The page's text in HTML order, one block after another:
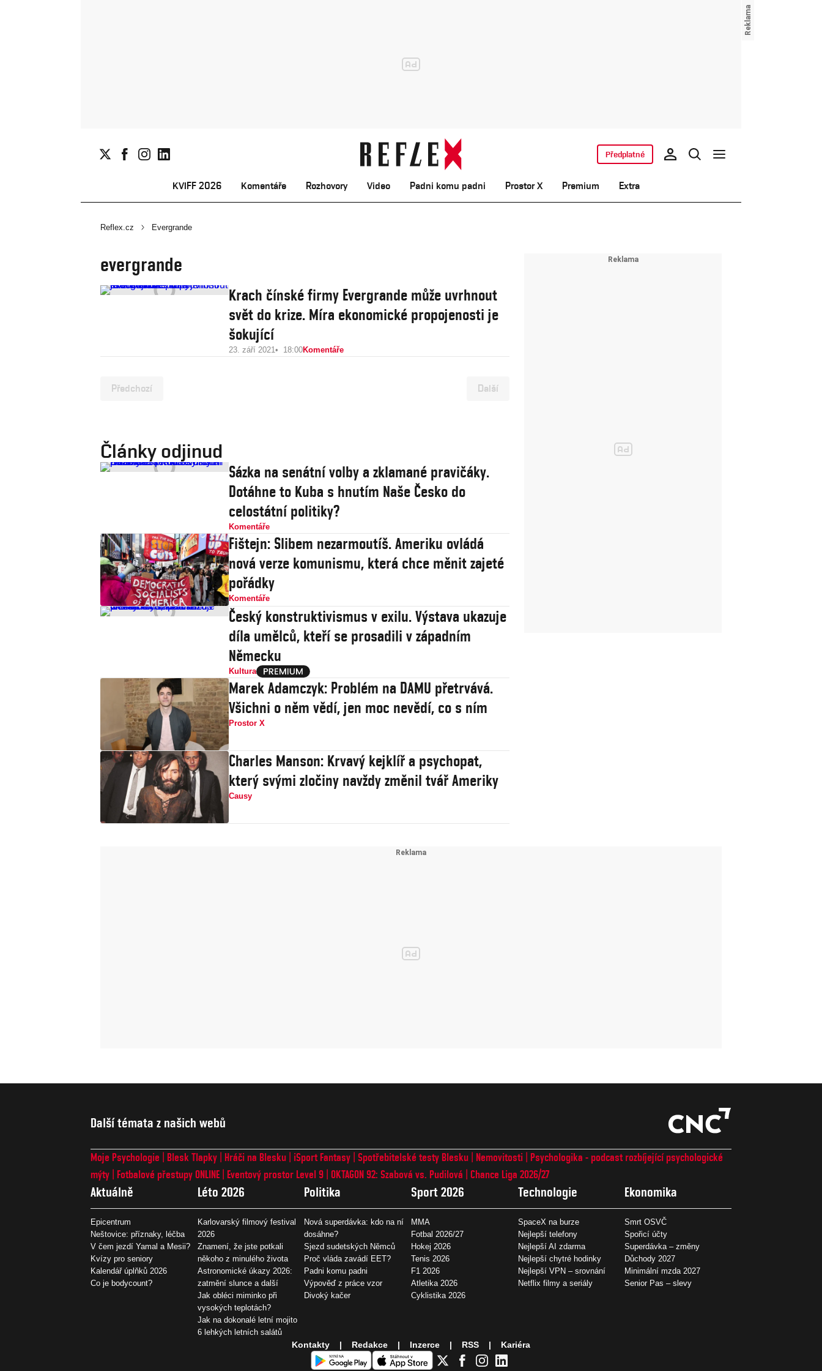
KVIFF 2026 Komentáře Rozhovory Video Padni komu padni Prostor X Premium Extra
Předplatné
Reflex.cz Evergrande
evergrande
Krach čínské firmy Evergrande může uvrhnout
svět do krize. Míra ekonomické propojenosti je
šokující
23. září 2021 18:00Komentáře
Předchozí Další
Články odjinud
Sázka na senátní volby a zklamané pravičáky.
Dotáhne to Kuba s hnutím Naše Česko do
celostátní politiky?
Komentáře
Fištejn: Slibem nezarmoutíš. Ameriku ovládá
nová verze komunismu, která chce měnit zajeté
pořádky
Komentáře
Český konstruktivismus v exilu. Výstava ukazuje
díla umělců, kteří se prosadili v západním
Německu
Kultura
Marek Adamczyk: Problém na DAMU přetrvává.
Všichni o něm vědí, jen moc nevědí, co s ním
Prostor X
Charles Manson: Krvavý kejklíř a psychopat,
který svými zločiny navždy změnil tvář Ameriky
Causy
Další témata z našich webů
Moje Psychologie Blesk Tlapky Hráči na Blesku iSport Fantasy Spotřebitelské testy Blesku Nemovitosti
Psychologika - podcast rozbíjející psychologické
mýty
Fotbalové přestupy ONLINE Eventový prostor Level 9 OKTAGON 92: Szabová vs. Pudilová Chance Liga 2026/27
Aktuálně
Epicentrum
Neštovice: příznaky, léčba
V čem jezdí Yamal a Mesii?
Kvízy pro seniory
Kalendář úplňků 2026
Co je bodycount?
Léto 2026
Karlovarský filmový festival
2026
Znamení, že jste potkali
někoho z minulého života
Astronomické úkazy 2026:
zatmění slunce a další
Jak obléci miminko při
vysokých teplotách?
Jak na dokonalé letní mojito
6 lehkých letních salátů
Politika
Nová superdávka: kdo na ní
dosáhne?
Sjezd sudetských Němců
Proč vláda zavádí EET?
Padni komu padni
Výpověď z práce vzor
Divoký kačer
Sport 2026
MMA
Fotbal 2026/27
Hokej 2026
Tenis 2026
F1 2026
Atletika 2026
Cyklistika 2026
Technologie
SpaceX na burze
Nejlepší telefony
Nejlepší AI zdarma
Nejlepší chytré hodinky
Nejlepší VPN – srovnání
Netflix filmy a seriály
Ekonomika
Smrt OSVČ
Spořicí účty
Superdávka – změny
Důchody 2027
Minimální mzda 2027
Senior Pas – slevy
Kontakty Redakce Inzerce RSS Kariéra